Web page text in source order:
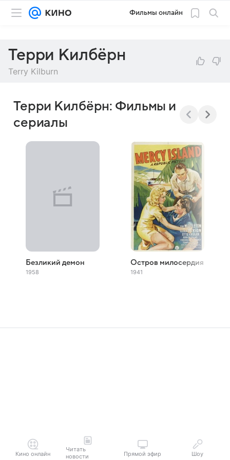
Фильмы онлайн
Терри Килбёрн
Terry Kilburn
Терри Килбёрн: Фильмы и
сериалы
Безликий демон
1958
Остров милосердия
1941
Кино онлайн
Читать
новости
Прямой эфир Шоу